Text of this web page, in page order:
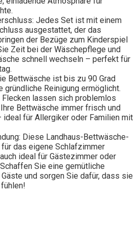
Jedes Set ist mit einem
ausgestattet, der das
der Bezüge zum Kinderspiel
Zeit bei der Wäschepflege und
schnell wechseln – perfekt für
Bettwäsche ist bis zu 90 Grad
gründliche Reinigung ermöglicht.
lassen sich problemlos
Bettwäsche immer frisch und
ideal für Allergiker oder Familien mit
Diese Landhaus-Bettwäsche-
das eigene Schlafzimmer
ideal für Gästezimmer oder
Sie eine gemütliche
und sorgen Sie dafür, dass sie